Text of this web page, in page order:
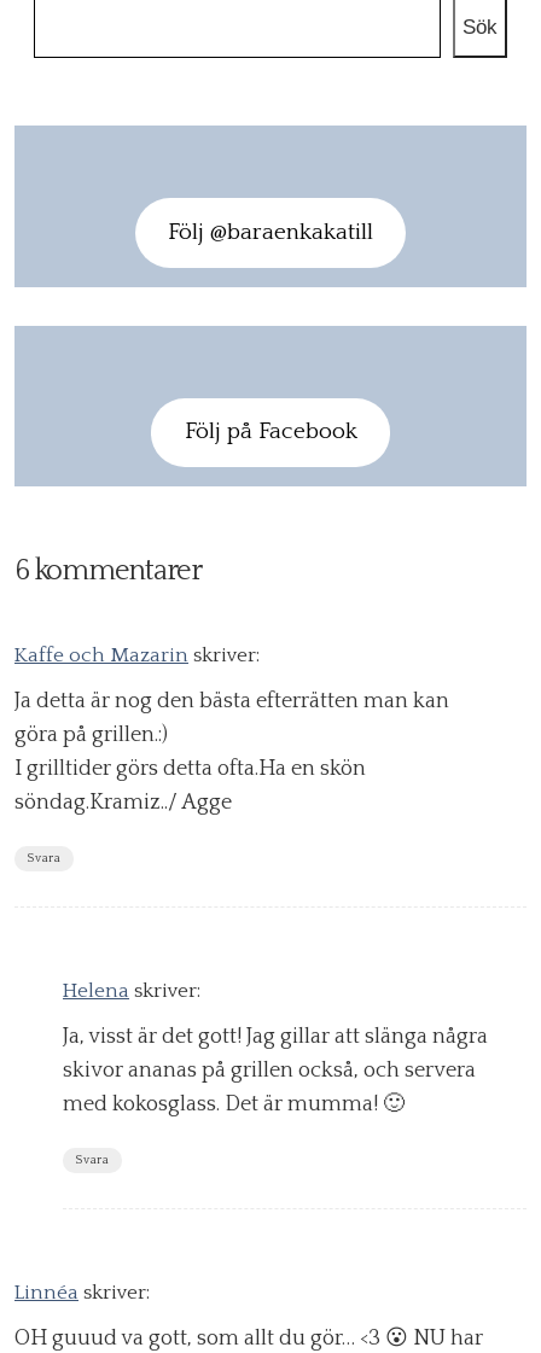
Sök
Följ @baraenkakatill
Följ på Facebook
6 kommentarer
Kaffe och Mazarin skriver:
Ja detta är nog den bästa efterrätten man kan
göra på grillen.:)
I grilltider görs detta ofta.Ha en skön
söndag.Kramiz../ Agge
Svara
Helena skriver:
Ja, visst är det gott! Jag gillar att slänga några
skivor ananas på grillen också, och servera
med kokosglass. Det är mumma! 🙂
Svara
Linnéa skriver:
OH guuud va gott, som allt du gör… <3 😮 NU har